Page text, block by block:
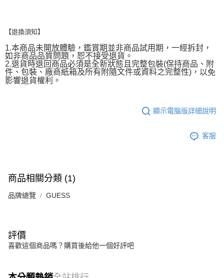
【退換須知】
1.本商品未開放體驗，鑑賞期並非商品試用期，一經拆封，
如非商品品質問題，恕不接受退貨。
2.退貨時退回商品必須是全新狀態且完整包裝(保持商品、附
件、包裝、廠商紙箱及所有附隨文件或資料之完整性)， 以免
影響退貨權利。
顯示電腦版詳細說明
客服
商品相關分類 (1)
品牌總覽 GUESS
評價
喜歡這個商品嗎？購買後給他一個好評吧